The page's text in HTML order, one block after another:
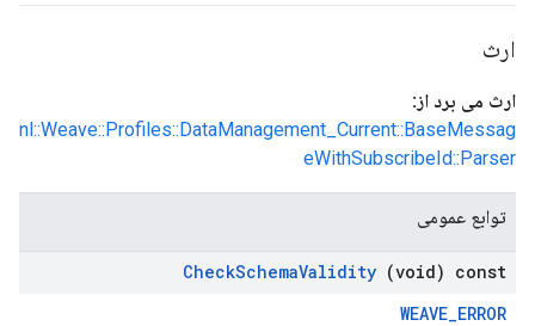
ارث
ارث می برد از:
nl::Weave::Profiles::DataManagement_Current::BaseMessag
eWithSubscribeId::Parser
توابع عمومی
CheckSchemaValidity (void) const
WEAVE_ERROR